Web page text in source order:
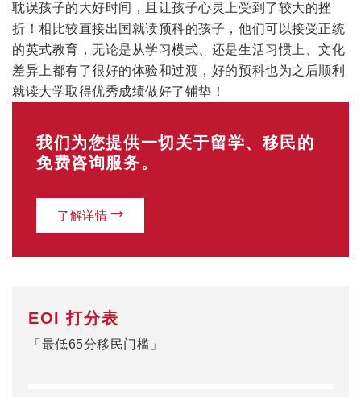
耽误孩子的大好时间，且让孩子心灵上受到了较大的挫
折！相比较直接出国就读预科的孩子，他们可以接受正统
的英式教育，无论是从学习模式、还是生活习惯上、文化
差异上都有了很好的体验和过渡，好的预科也为之后顺利
就读大学取得优秀成绩做好了铺垫！
我们为您提供一切关于留学、移民的
免费咨询服务。
了解详情
EOI 打分表
「最低65分移民门槛」